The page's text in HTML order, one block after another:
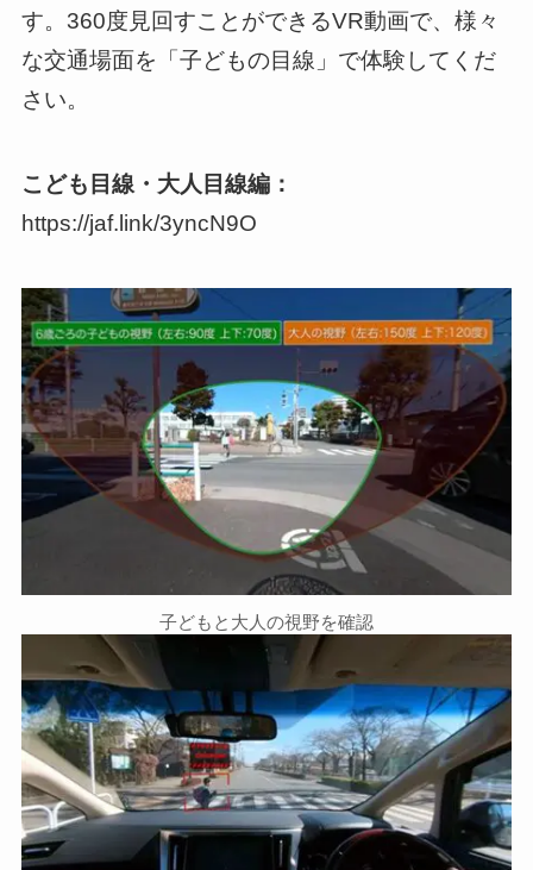
す。360度見回すことができるVR動画で、様々
な交通場面を「子どもの目線」で体験してくだ
さい。
こども目線・大人目線編：
https://jaf.link/3yncN9O
子どもと大人の視野を確認